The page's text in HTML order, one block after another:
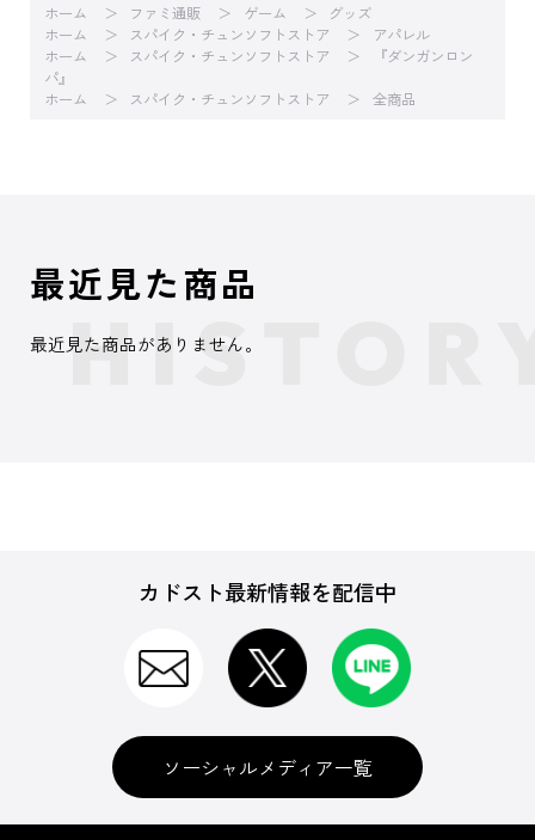
ホーム ファミ通販 ゲーム
グッズ
ホーム
スパイク・チュンソフトストア
アパレル
ホーム
スパイク・チュンソフトストア
『ダンガンロン
パ』
ホーム
スパイク・チュンソフトストア 全商品
最近見た商品
最近見た商品がありません。
カドスト最新情報を配信中
ソーシャルメディア一覧